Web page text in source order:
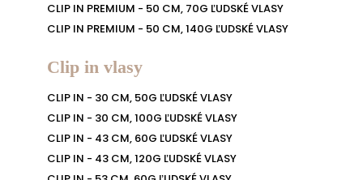
CLIP IN PREMIUM - 50 CM, 70G ĽUDSKÉ VLASY
CLIP IN PREMIUM - 50 CM, 140G ĽUDSKÉ VLASY
Clip in vlasy
CLIP IN - 30 CM, 50G ĽUDSKÉ VLASY
CLIP IN - 30 CM, 100G ĽUDSKÉ VLASY
CLIP IN - 43 CM, 60G ĽUDSKÉ VLASY
CLIP IN - 43 CM, 120G ĽUDSKÉ VLASY